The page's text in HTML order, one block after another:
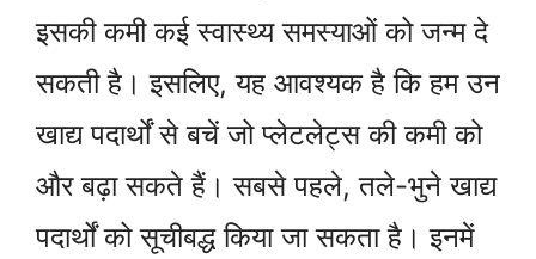
इसकी कमी कई स्वास्थ्य समस्याओं को जन्म दे
सकती है। इसलिए, यह आवश्यक है कि हम उन
खाद्य पदार्थों से बचें जो प्लेटलेट्स की कमी को
और बढ़ा सकते हैं। सबसे पहले, तले-भुने खाद्य
पदार्थों को सूचीबद्ध किया जा सकता है। इनमें